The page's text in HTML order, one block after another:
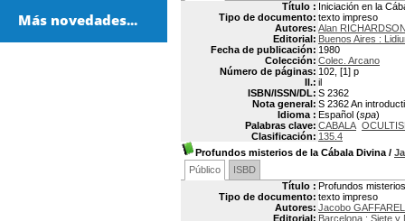
Título : Iniciación en la
Tipo de documento: texto impreso
Autores: Alan
Editorial: Buenos Aires :
Fecha de publicación: 1980
Colección: Colec. Arcano
Número de páginas: 102, [1] p
Il.: il
ISBN/ISSN/DL: S 2362
Nota general: S 2362 An
Idioma : Español (spa)
Palabras clave: CABALA
Clasificación: 135.4
Profundos misterios de la Cábala Divina /
Público
ISBD
Título : Profundos
Tipo de documento: texto impreso
Autores: Jacobo GAFFAREL
Editorial: Barcelona : Siete y
Más novedades...